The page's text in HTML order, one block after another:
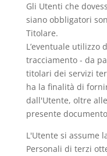
Gli Utenti che
siano obbligatori
Titolare.
L’eventuale utilizzo
tracciamento - da
titolari dei servizi
ha la finalità di
dall'Utente, oltre
presente
L'Utente si assume
Personali di terzi